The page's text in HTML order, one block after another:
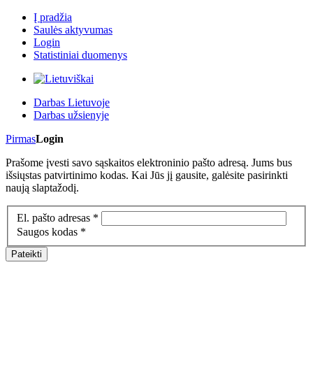
Į pradžia
Saulės aktyvumas
Login
Statistiniai duomenys
Darbas Lietuvoje
Darbas užsienyje
PirmasLogin
Prašome įvesti savo sąskaitos elektroninio pašto adresą. Jums bus
išsiųstas patvirtinimo kodas. Kai Jūs jį gausite, galėsite pasirinkti
naują slaptažodį.
El. pašto adresas *
Saugos kodas *
Pateikti